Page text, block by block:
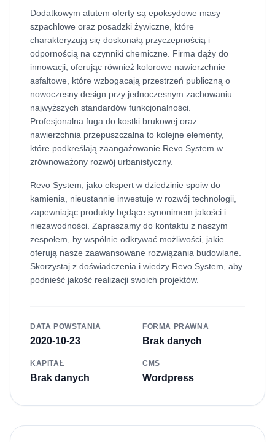
Dodatkowym atutem oferty są epoksydowe masy
szpachlowe oraz posadzki żywiczne, które
charakteryzują się doskonałą przyczepnością i
odpornością na czynniki chemiczne. Firma dąży do
innowacji, oferując również kolorowe nawierzchnie
asfaltowe, które wzbogacają przestrzeń publiczną o
nowoczesny design przy jednoczesnym zachowaniu
najwyższych standardów funkcjonalności.
Profesjonalna fuga do kostki brukowej oraz
nawierzchnia przepuszczalna to kolejne elementy,
które podkreślają zaangażowanie Revo System w
zrównoważony rozwój urbanistyczny.
Revo System, jako ekspert w dziedzinie spoiw do
kamienia, nieustannie inwestuje w rozwój technologii,
zapewniając produkty będące synonimem jakości i
niezawodności. Zapraszamy do kontaktu z naszym
zespołem, by wspólnie odkrywać możliwości, jakie
oferują nasze zaawansowane rozwiązania budowlane.
Skorzystaj z doświadczenia i wiedzy Revo System, aby
podnieść jakość realizacji swoich projektów.
DATA POWSTANIA
2020-10-23
FORMA PRAWNA
Brak danych
KAPITAŁ
Brak danych
CMS
Wordpress